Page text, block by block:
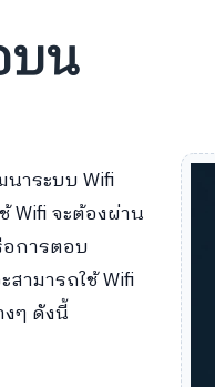
บน
าระบบ Wifi
Wifi จะต้องผ่าน
การตอบ
ามารถใช้ Wifi
ๆ ดังนี้